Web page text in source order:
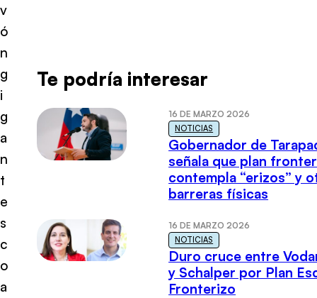
v
ó
n
g
i
g
a
n
t
e
s
c
o
a
Te podría interesar
16 DE MARZO 2026
NOTICIAS
Gobernador de
señala que plan
contempla “erizos” y
barreras físicas
16 DE MARZO 2026
NOTICIAS
Duro cruce entre
y Schalper por Plan
Fronterizo